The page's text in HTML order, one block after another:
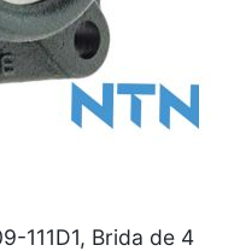
111D1, Brida de 4